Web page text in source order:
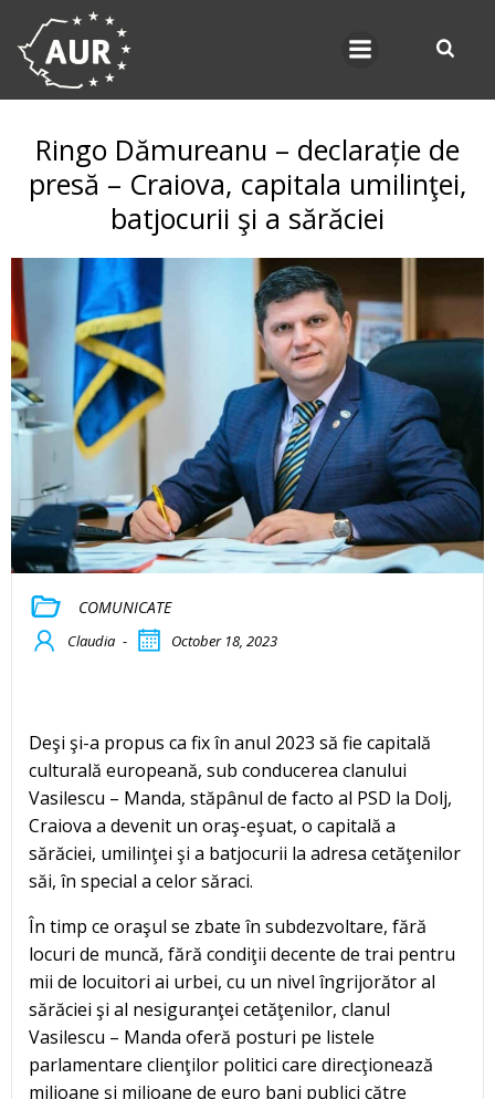
Ringo Dămureanu – declarație de
presă – Craiova, capitala umilinţei,
batjocurii şi a sărăciei
COMUNICATE
Claudia - October 18, 2023
Deşi şi-a propus ca fix în anul 2023 să fie capitală
culturală europeană, sub conducerea clanului
Vasilescu – Manda, stăpânul de facto al PSD la Dolj,
Craiova a devenit un oraş-eşuat, o capitală a
sărăciei, umilinţei şi a batjocurii la adresa cetăţenilor
săi, în special a celor săraci.
În timp ce oraşul se zbate în subdezvoltare, fără
locuri de muncă, fără condiţii decente de trai pentru
mii de locuitori ai urbei, cu un nivel îngrijorător al
sărăciei şi al nesiguranţei cetăţenilor, clanul
Vasilescu – Manda oferă posturi pe listele
parlamentare clienţilor politici care direcţionează
milioane şi milioane de euro bani publici către